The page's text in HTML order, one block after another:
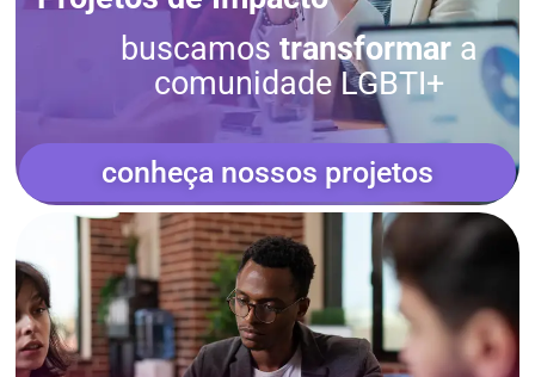
buscamos transformar a
comunidade LGBTI+
conheça nossos projetos